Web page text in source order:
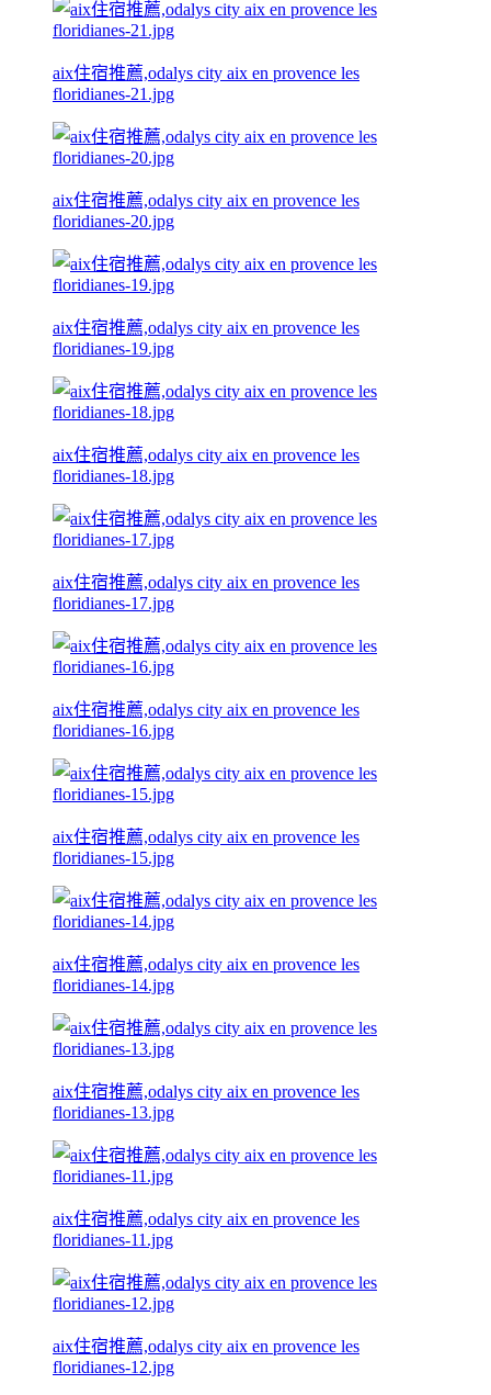
aix住宿推薦,odalys city aix en provence les
floridianes-21.jpg
aix住宿推薦,odalys city aix en provence les
floridianes-20.jpg
aix住宿推薦,odalys city aix en provence les
floridianes-19.jpg
aix住宿推薦,odalys city aix en provence les
floridianes-18.jpg
aix住宿推薦,odalys city aix en provence les
floridianes-17.jpg
aix住宿推薦,odalys city aix en provence les
floridianes-16.jpg
aix住宿推薦,odalys city aix en provence les
floridianes-15.jpg
aix住宿推薦,odalys city aix en provence les
floridianes-14.jpg
aix住宿推薦,odalys city aix en provence les
floridianes-13.jpg
aix住宿推薦,odalys city aix en provence les
floridianes-11.jpg
aix住宿推薦,odalys city aix en provence les
floridianes-12.jpg